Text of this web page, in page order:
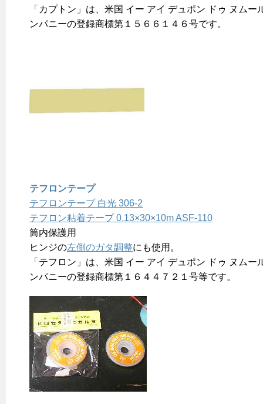
「カプトン」は、米国 イー アイ デュポン ドゥ ヌムー
ンパニーの登録商標第１５６６１４６号です。
テフロンテープ
テフロンテープ 白光 306-2
テフロン粘着テープ 0.13×30×10m ASF-110
筒内保護用
ヒンジの左側のガタ調整にも使用。
「テフロン」は、米国 イー アイ デュポン ドゥ ヌムー
ンパニーの登録商標第１６４４７２１号等です。